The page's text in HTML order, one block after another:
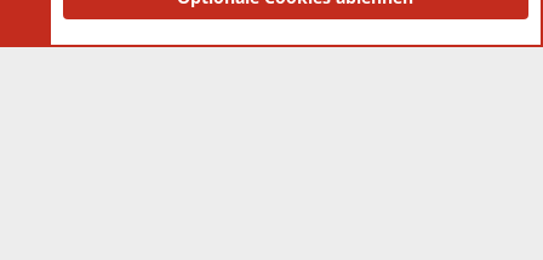
and add-ons by ThemeHouse